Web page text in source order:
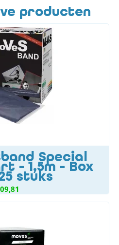
producten
Special
- 1,5m - Box
stuks